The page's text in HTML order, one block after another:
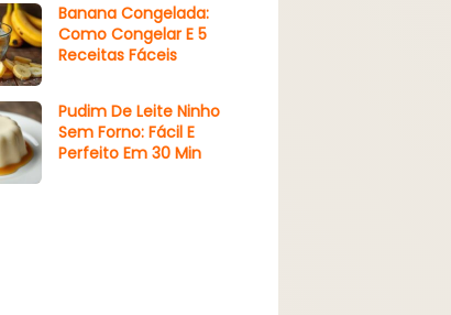
Banana Congelada:
Como Congelar E 5
Receitas Fáceis
Pudim De Leite Ninho
Sem Forno: Fácil E
Perfeito Em 30 Min